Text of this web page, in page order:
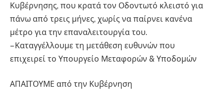
Κυβέρνησης, που κρατά τον Οδοντωτό κλειστό για
πάνω από τρεις μήνες, χωρίς να παίρνει κανένα
μέτρο για την επαναλειτουργία του.
– Καταγγέλλουμε τη μετάθεση ευθυνών που
επιχειρεί το Υπουργείο Μεταφορών & Υποδομών
ΑΠΑΙΤΟΥΜΕ από την Κυβέρνηση